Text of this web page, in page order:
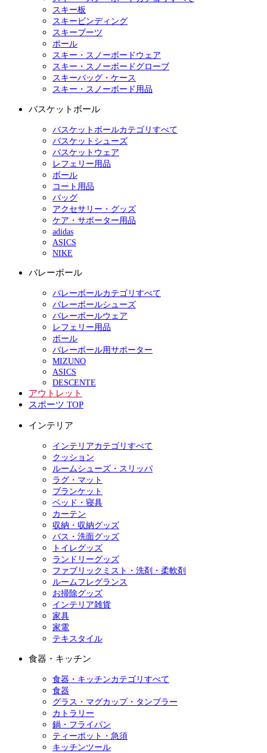
スキー板
スキービンディング
スキーブーツ
ポール
スキー・スノーボードウェア
スキー・スノーボードグローブ
スキーバッグ・ケース
スキー・スノーボード用品
バスケットボール
バスケットボールカテゴリすべて
バスケットシューズ
バスケットウェア
レフェリー用品
ボール
コート用品
バッグ
アクセサリー・グッズ
ケア・サポーター用品
adidas
ASICS
NIKE
バレーボール
バレーボールカテゴリすべて
バレーボールシューズ
バレーボールウェア
レフェリー用品
ボール
バレーボール用サポーター
MIZUNO
ASICS
DESCENTE
アウトレット
スポーツ TOP
インテリア
インテリアカテゴリすべて
クッション
ルームシューズ・スリッパ
ラグ・マット
ブランケット
ベッド・寝具
カーテン
収納・収納グッズ
バス・洗面グッズ
トイレグッズ
ランドリーグッズ
ファブリックミスト・洗剤・柔軟剤
ルームフレグランス
お掃除グッズ
インテリア雑貨
家具
家電
テキスタイル
食器・キッチン
食器・キッチンカテゴリすべて
食器
グラス・マグカップ・タンブラー
カトラリー
鍋・フライパン
ティーポット・急須
キッチンツール